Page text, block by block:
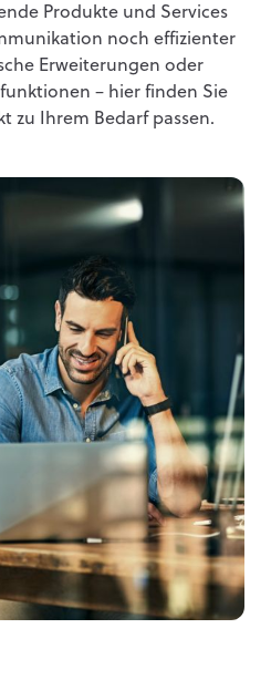
Produkte und Services
noch effizienter
Erweiterungen oder
– hier finden Sie
zu Ihrem Bedarf passen.